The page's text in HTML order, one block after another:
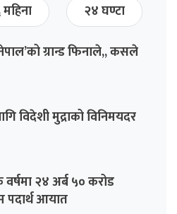
२४ घण्टा
ग्रान्ड फिनाले,, कसले
विदेशी मुद्राको विनिमयदर
२४ अर्ब ५० करोड
पदार्थ आयात